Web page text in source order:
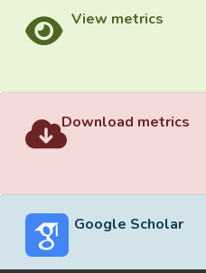
View metrics
Download metrics
Google Scholar